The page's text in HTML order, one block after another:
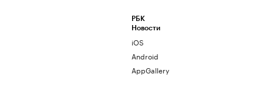
РБК
Новости
iOS
Android
AppGallery